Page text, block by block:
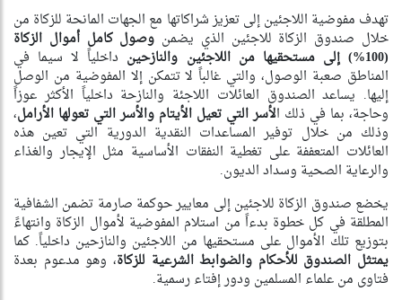
تهدف مفوضية اللاجئين إلى تعزيز شراكاتها مع الجهات المانحة للزكاة من
خلال صندوق الزكاة للاجئين الذي يضمن وصول كامل أموال الزكاة
(100%) إلى مستحقيها من اللاجئين والنازحين داخلياً لا سيما في
المناطق صعبة الوصول، والتي غالباً لا تتمكن إلا المفوضية من الوصل
إليها. يساعد الصندوق العائلات اللاجئة والنازحة داخلياً الأكثر عوزاً
وحاجة، بما في ذلك الأسر التي تعيل الأيتام والأسر التي تعولها الأرامل،
وذلك من خلال توفير المساعدات النقدية الدورية التي تعين هذه
العائلات المتعففة على تغطية النفقات الأساسية مثل الإيجار والغذاء
والرعاية الصحية وسداد الديون.
يخضع صندوق الزكاة للاجئين إلى معايير حوكمة صارمة تضمن الشفافية
المطلقة في كل خطوة بدءاً من استلام المفوضية لأموال الزكاة وانتهاءً
بتوزيع تلك الأموال على مستحقيها من اللاجئين والنازحين داخلياً. كما
يمتثل الصندوق للأحكام والضوابط الشرعية للزكاة، وهو مدعوم بعدة
فتاوى من علماء المسلمين ودور إفتاء رسمية.